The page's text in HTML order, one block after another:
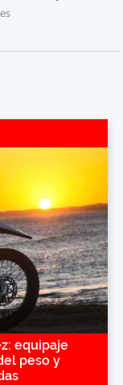
equipaje
peso y